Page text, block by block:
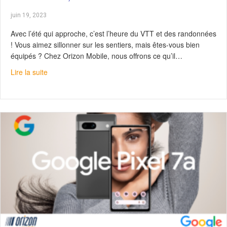
juin 19, 2023
Avec l’été qui approche, c’est l’heure du VTT et des randonnées
! Vous aimez sillonner sur les sentiers, mais êtes-vous bien
équipés ? Chez Orizon Mobile, nous offrons ce qu’il…
Lire la suiteabout Téléphonie satellite : Restez connectés, peu